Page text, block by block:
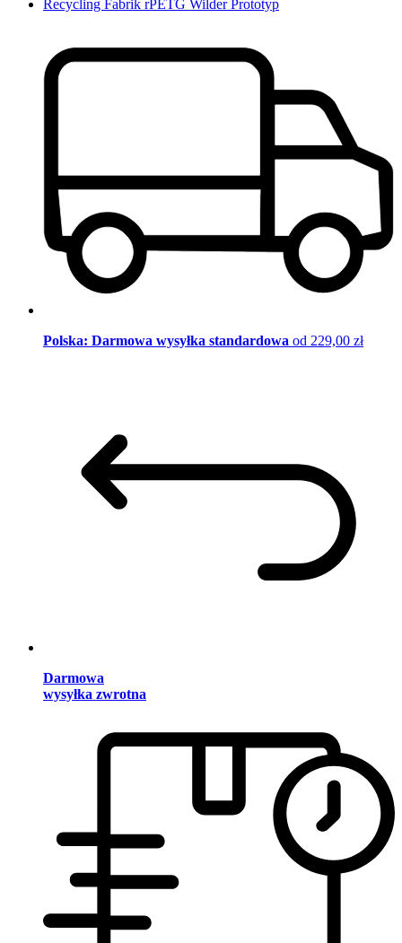
Recycling Fabrik rPETG Wilder Prototyp
Polska: Darmowa wysyłka standardowa od 229,00 zł
Darmowa
wysyłka zwrotna